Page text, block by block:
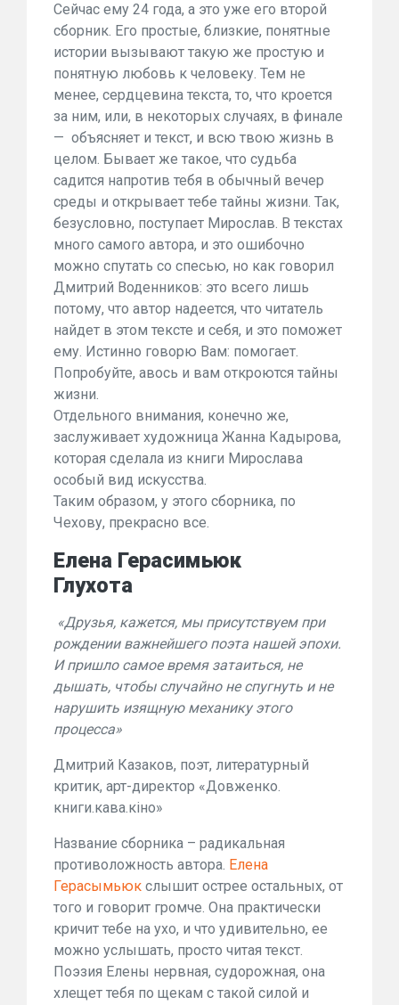
Сейчас ему 24 года, а это уже его второй
сборник. Его простые, близкие, понятные
истории вызывают такую же простую и
понятную любовь к человеку. Тем не
менее, сердцевина текста, то, что кроется
за ним, или, в некоторых случаях, в финале
— объясняет и текст, и всю твою жизнь в
целом. Бывает же такое, что судьба
садится напротив тебя в обычный вечер
среды и открывает тебе тайны жизни. Так,
безусловно, поступает Мирослав. В текстах
много самого автора, и это ошибочно
можно спутать со спесью, но как говорил
Дмитрий Воденников: это всего лишь
потому, что автор надеется, что читатель
найдет в этом тексте и себя, и это поможет
ему. Истинно говорю Вам: помогает.
Попробуйте, авось и вам откроются тайны
жизни.
Отдельного внимания, конечно же,
заслуживает художница Жанна Кадырова,
которая сделала из книги Мирослава
особый вид искусства.
Таким образом, у этого сборника, по
Чехову, прекрасно все.
Елена Герасимьюк
Глухота
«Друзья, кажется, мы присутствуем при
рождении важнейшего поэта нашей эпохи.
И пришло самое время затаиться, не
дышать, чтобы случайно не спугнуть и не
нарушить изящную механику этого
процесса»
Дмитрий Казаков, поэт, литературный
критик, арт-директор «Довженко.
книги.кава.кіно»
Название сборника – радикальная
противоложность автора. Елена
Герасымьюк слышит острее остальных, от
того и говорит громче. Она практически
кричит тебе на ухо, и что удивительно, ее
можно услышать, просто читая текст.
Поэзия Елены нервная, судорожная, она
хлещет тебя по щекам с такой силой и